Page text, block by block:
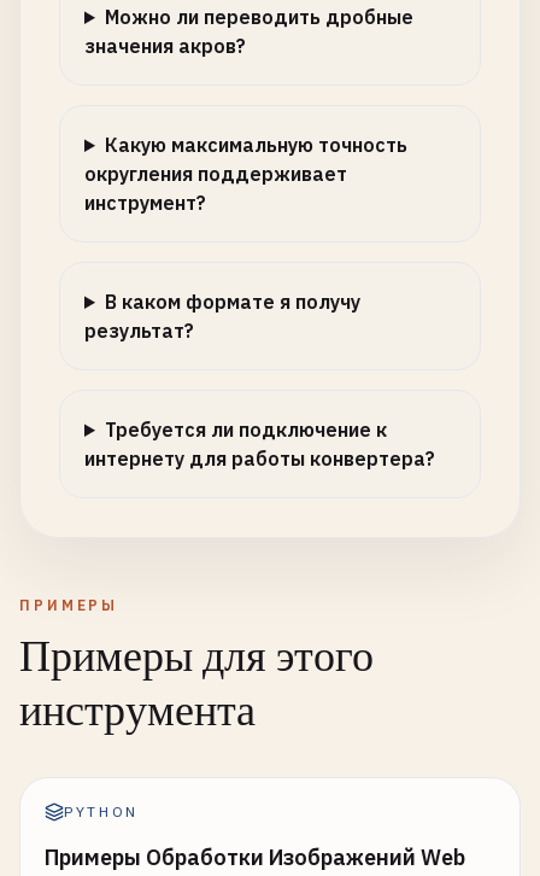
Можно ли переводить дробные
значения акров?
Какую максимальную точность
округления поддерживает
инструмент?
В каком формате я получу
результат?
Требуется ли подключение к
интернету для работы конвертера?
ПРИМЕРЫ
Примеры для этого
инструмента
PYTHON
Примеры Обработки Изображений Web